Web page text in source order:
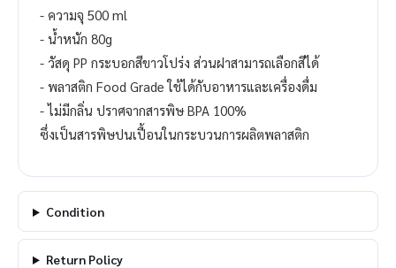
- ความจุ 500 ml
- น้ำหนัก 80g
- วัสดุ PP กระบอกสีขาวโปร่ง ส่วนฝาสามารถเลือกสีได้
- พลาสติก Food Grade ใช้ได้กับอาหารและเครื่องดื่ม
- ไม่มีกลิ่น ปราศจากสารพิษ BPA 100%
ซึ่งเป็นสารพิษปนเปื้อนในกระบวนการผลิตพลาสติก
Condition
Return Policy